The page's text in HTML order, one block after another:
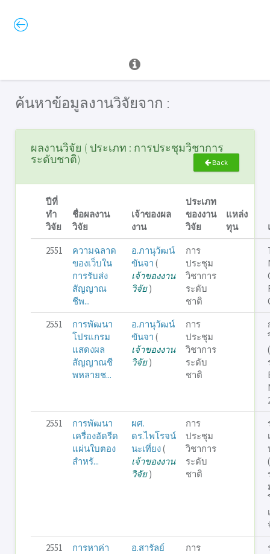
ค้นหาข้อมูลงานวิจัยจาก :
ผลงานวิจัย ( ประเภท : การประชุมวิชาการ
ระดับชาติ)
Back
ปีที่
ทำ
วิจัย
ชื่อผลงาน
วิจัย
เจ้าของผล
งาน
ประเภท
ของงาน
วิจัย
แหล่ง
ทุน
2551
ความฉลาด
ของเว็บใน
การรับส่ง
สัญญาณ
ชีพ...
อ.ภานุวัฒน์
ขันจา (
เจ้าของงาน
วิจัย)
การ
ประชุม
วิชาการ
ระดับ
ชาติ
2551
การพัฒนา
โปรแกรม
แสดงผล
สัญญาณชี
พหลายช...
อ.ภานุวัฒน์
ขันจา (
เจ้าของงาน
วิจัย)
การ
ประชุม
วิชาการ
ระดับ
ชาติ
2551
การพัฒนา
เครื่องอัดรีด
แผ่นใบตอง
สำหรั...
ผศ.
ดร.ไพโรจน์
นะเที่ยง(
เจ้าของงาน
วิจัย)
การ
ประชุม
วิชาการ
ระดับ
ชาติ
2551
การหาค่า
อ.สารัลย์
การ